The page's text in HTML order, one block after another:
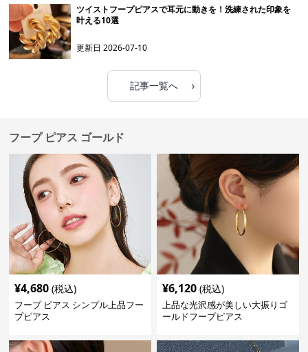
ツイストフープピアスで耳元に動きを！洗練された印象を
叶える10選
更新日2026-07-10
記事一覧へ ›
フープ ピアス ゴールド
¥4,680 (税込)
フープ ピアス シンプル上品フー
プピアス
¥6,120 (税込)
上品な光沢感が美しい大振りゴ
ールドフープピアス